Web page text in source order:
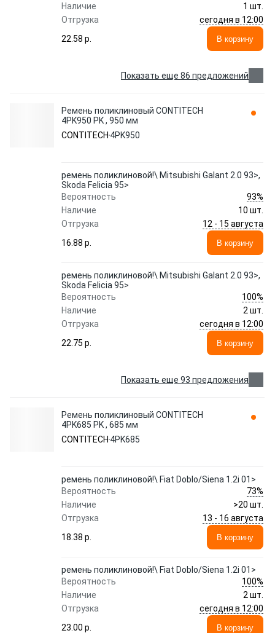
Наличие
1 шт.
Отгрузка
сегодня в 12:00
22.58 p.
В корзину
Показать еще 86 предложений
Ремень поликлиновый CONTITECH
4PK950 PK , 950 мм
CONTITECH 4PK950
ремень поликлиновой!\ Mitsubishi Galant 2.0 93>,
Skoda Felicia 95>
Вероятность
93%
Наличие
10 шт.
Отгрузка
12 - 15 августа
16.88 p.
В корзину
ремень поликлиновой!\ Mitsubishi Galant 2.0 93>,
Skoda Felicia 95>
Вероятность
100%
Наличие
2 шт.
Отгрузка
сегодня в 12:00
22.75 p.
В корзину
Показать еще 93 предложения
Ремень поликлиновый CONTITECH
4PK685 PK , 685 мм
CONTITECH 4PK685
ремень поликлиновой!\ Fiat Doblo/Siena 1.2i 01>
Вероятность
73%
Наличие
>20 шт.
Отгрузка
13 - 16 августа
18.38 p.
В корзину
ремень поликлиновой!\ Fiat Doblo/Siena 1.2i 01>
Вероятность
100%
Наличие
2 шт.
Отгрузка
сегодня в 12:00
23.00 p.
В корзину